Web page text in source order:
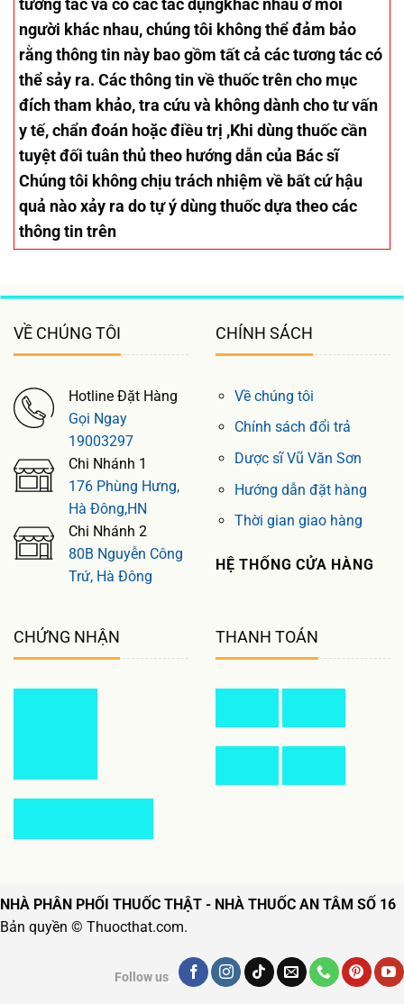
tương tác và có các tác dụngkhác nhau ở mỗi
người khác nhau, chúng tôi không thể đảm bảo
rằng thông tin này bao gồm tất cả các tương tác có
thể sảy ra. Các thông tin về thuốc trên cho mục
đích tham khảo, tra cứu và không dành cho tư vấn
y tế, chẩn đoán hoặc điều trị ,Khi dùng thuốc cần
tuyệt đối tuân thủ theo hướng dẫn của Bác sĩ
Chúng tôi không chịu trách nhiệm về bất cứ hậu
quả nào xảy ra do tự ý dùng thuốc dựa theo các
thông tin trên
VỀ CHÚNG TÔI
Hotline Đặt Hàng
Gọi Ngay
19003297
Chi Nhánh 1
176 Phùng Hưng,
Hà Đông,HN
Chi Nhánh 2
80B Nguyễn Công
Trứ, Hà Đông
CHÍNH SÁCH
Về chúng tôi
Chính sách đổi trả
Dược sĩ Vũ Văn Sơn
Hướng dẫn đặt hàng
Thời gian giao hàng
HỆ THỐNG CỬA HÀNG
CHỨNG NHẬN THANH TOÁN
NHÀ PHÂN PHỐI THUỐC THẬT - NHÀ THUỐC AN TÂM SỐ 16
Bản quyền © Thuocthat.com.
Follow us